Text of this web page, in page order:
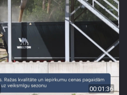
00:01:36